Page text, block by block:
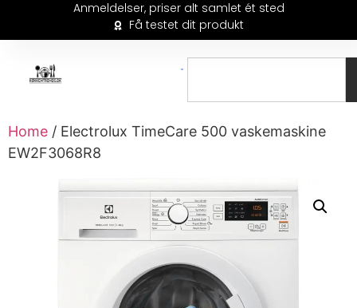
Anmeldelser, priser alt samlet ét sted
Få testet dit produkt
Home / Electrolux TimeCare 500 vaskemaskine
EW2F3068R8